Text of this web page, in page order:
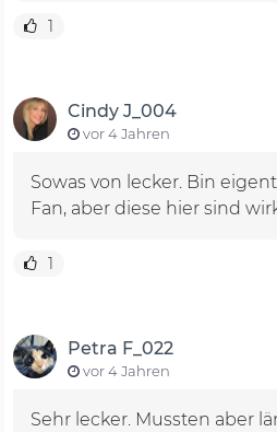
1
Cindy J_004
vor 4 Jahren
Sowas von lecker. Bin
Fan, aber diese hier sind
1
Petra F_022
vor 4 Jahren
Sehr lecker. Mussten aber